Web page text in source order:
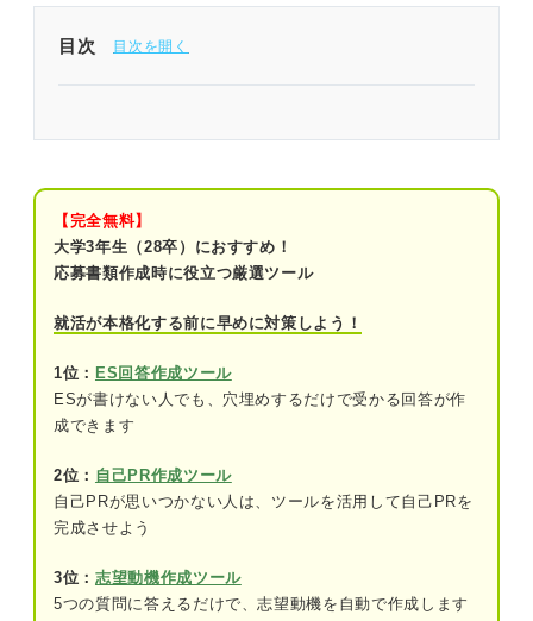
目次
って使い分けよう
ESの語尾を「ですます」に統一するメリット・デ
メリット
ESの語尾を「である」に統一するメリット・デメ
メリット
キャリア支援のプロに聞いた！ ESでの語尾は評価
対象に入る？
【完全無料】
大学3年生（28卒）におすすめ！
応募書類作成時に役立つ厳選ツール
就活が本格化する前に早めに対策しよう！
1位： ES回答作成ツール
ESが書けない人でも、穴埋めするだけで受かる回答が作
成できます
2位： 自己PR作成ツール
自己PRが思いつかない人は、ツールを活用して自己PRを
完成させよう
3位： 志望動機作成ツール
5つの質問に答えるだけで、志望動機を自動で作成します